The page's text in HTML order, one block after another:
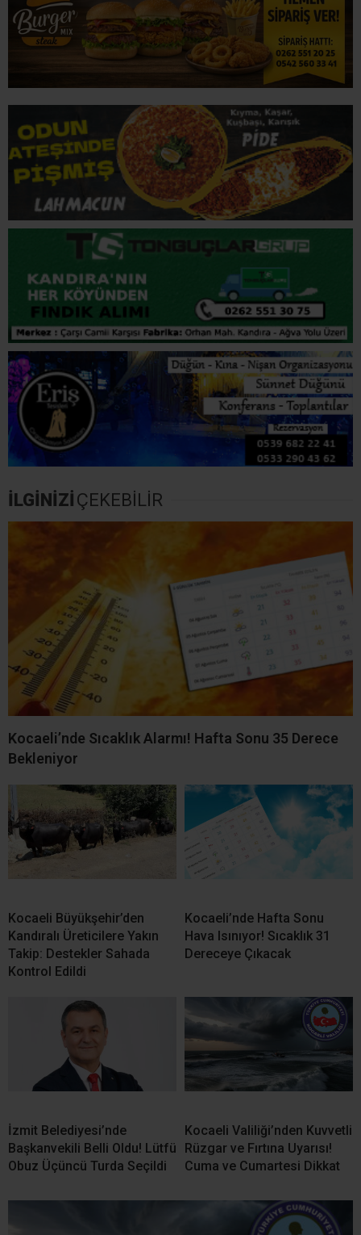
İLGİNİZİ ÇEKEBİLİR
Kocaeli’nde Sıcaklık Alarmı! Hafta Sonu 35 Derece
Bekleniyor
Kocaeli Büyükşehir’den
Kandıralı Üreticilere Yakın
Takip: Destekler Sahada
Kontrol Edildi
Kocaeli’nde Hafta Sonu
Hava Isınıyor! Sıcaklık 31
Dereceye Çıkacak
İzmit Belediyesi’nde
Başkanvekili Belli Oldu! Lütfü
Obuz Üçüncü Turda Seçildi
Kocaeli Valiliği’nden Kuvvetli
Rüzgar ve Fırtına Uyarısı!
Cuma ve Cumartesi Dikkat